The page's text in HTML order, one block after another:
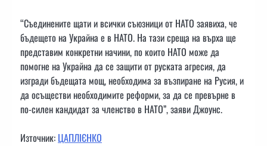
“Съединените щати и всички съюзници от НАТО заявиха, че
бъдещето на Украйна е в НАТО. На тази среща на върха ще
представим конкретни начини, по които НАТО може да
помогне на Украйна да се защити от руската агресия, да
изгради бъдещата мощ, необходима за възпиране на Русия, и
да осъществи необходимите реформи, за да се превърне в
по-силен кандидат за членство в НАТО”, заяви Джоунс.
Източник: ЦАПЛІЄНКО